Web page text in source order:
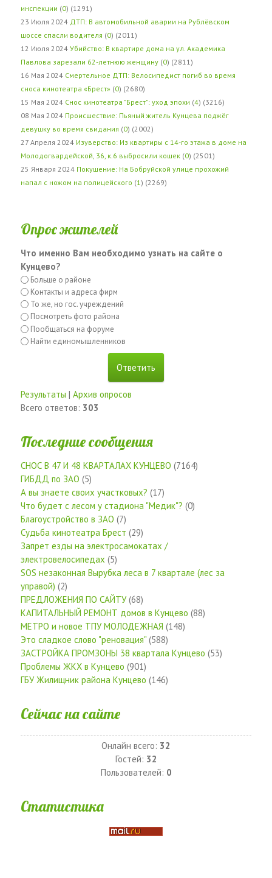
инспекции (0) (1291)
23 Июля 2024 ДТП: В автомобильной аварии на Рублёвском
шоссе спасли водителя (0) (2011)
12 Июля 2024 Убийство: В квартире дома на ул. Академика
Павлова зарезали 62-летнюю женщину (0) (2811)
16 Мая 2024 Смертельное ДТП: Велосипедист погиб во время
сноса кинотеатра «Брест» (0) (2680)
15 Мая 2024 Снос кинотеатра "Брест": уход эпохи (4) (3216)
08 Мая 2024 Происшествие: Пьяный житель Кунцева поджёг
девушку во время свидания (0) (2002)
27 Апреля 2024 Изуверство: Из квартиры с 14-го этажа в доме на
Молодогвардейской, 36, к.6 выбросили кошек (0) (2501)
25 Января 2024 Покушение: На Бобруйской улице прохожий
напал с ножом на полицейского (1 ) (2269)
Опрос жителей
Что именно Вам необходимо узнать на сайте о
Кунцево?
Больше о районе
Контакты и адреса фирм
То же, но гос. учреждений
Посмотреть фото района
Пообщаться на форуме
Найти единомышленников
Результаты | Архив опросов
Всего ответов: 303
Последние сообщения
СНОС В 47 И 48 КВАРТАЛАХ КУНЦЕВО (7164)
ГИБДД по ЗАО (5)
А вы знаете своих участковых? (17)
Что будет с лесом у стадиона "Медик"? (0)
Благоустройство в ЗАО (7)
Судьба кинотеатра Брест (29)
Запрет езды на электросамокатах /
электровелосипедах (5)
SOS незаконная Вырубка леса в 7 квартале (лес за
управой) (2)
ПРЕДЛОЖЕНИЯ ПО САЙТУ(68)
КАПИТАЛЬНЫЙ РЕМОНТ домов в Кунцево (88)
МЕТРО и новое ТПУ МОЛОДЕЖНАЯ (148)
Это сладкое слово "реновация" (588)
ЗАСТРОЙКА ПРОМЗОНЫ 38 квартала Кунцево (53)
Проблемы ЖКХ в Кунцево (901)
ГБУ Жилищник района Кунцево (146)
Сейчас на сайте
Онлайн всего: 32
Гостей: 32
Пользователей: 0
Статистика